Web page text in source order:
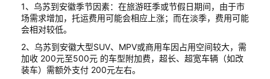
1、乌苏到安徽季节因素：在旅游旺季或节假日期间，由于市
场需求增加，托运费用可能会相应上涨；而在淡季，费用可能
会相对较低。
2、乌苏到安徽大型SUV、MPV或商用车因占用空间较大，需
加收 200元至500元 的车型附加费，超长、超宽车辆（如改
装车）需额外支付 200元左右。